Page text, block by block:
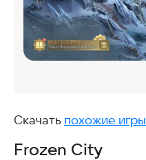
Скачать похожие игры
Frozen City